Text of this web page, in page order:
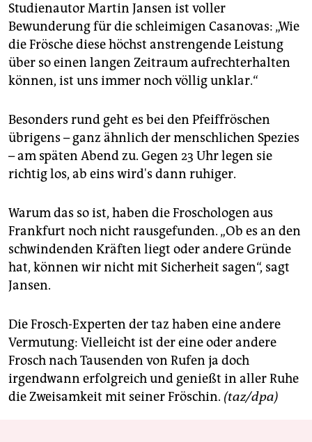
abo
genossenschaft
epaper login
Studienautor Martin Jansen ist voller
Bewunderung für die schleimigen Casanovas: „Wie
die Frösche diese höchst anstrengende Leistung
über so einen langen Zeitraum aufrechterhalten
können, ist uns immer noch völlig unklar.“
Besonders rund geht es bei den Pfeiffröschen
übrigens – ganz ähnlich der menschlichen Spezies
– am späten Abend zu. Gegen 23 Uhr legen sie
richtig los, ab eins wird's dann ruhiger.
Warum das so ist, haben die Froschologen aus
Frankfurt noch nicht rausgefunden. „Ob es an den
schwindenden Kräften liegt oder andere Gründe
hat, können wir nicht mit Sicherheit sagen“, sagt
Jansen.
Die Frosch-Experten der taz haben eine andere
Vermutung: Vielleicht ist der eine oder andere
Frosch nach Tausenden von Rufen ja doch
irgendwann erfolgreich und genießt in aller Ruhe
die Zweisamkeit mit seiner Fröschin. (taz/dpa)